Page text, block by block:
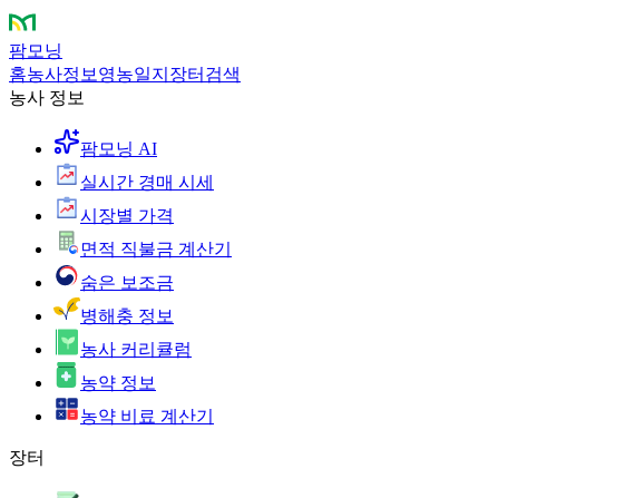
팜모닝
홈농사정보 영농일지 장터 검색
농사 정보
팜모닝 AI
실시간 경매 시세
시장별 가격
면적 직불금 계산기
숨은 보조금
병해충 정보
농사 커리큘럼
농약 정보
농약 비료 계산기
장터